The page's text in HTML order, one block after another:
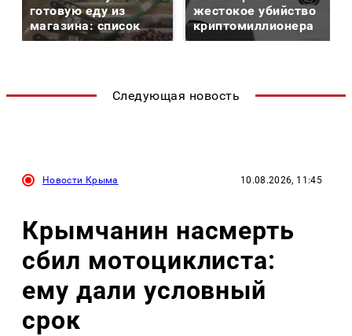
готовую еду из
магазина: список
жестокое убийство
криптомиллионера
Следующая новость
Новости Крыма 10.08.2026, 11:45
Крымчанин насмерть
сбил мотоциклиста:
ему дали условный
срок